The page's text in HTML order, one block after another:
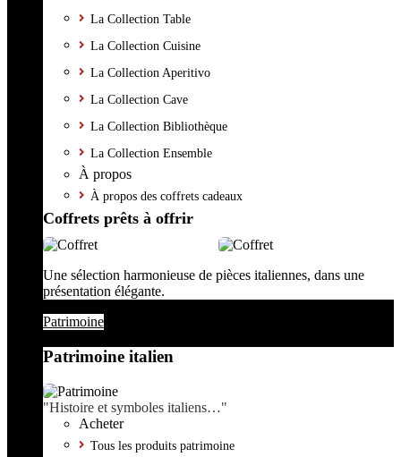
La Collection Table
La Collection Cuisine
La Collection Aperitivo
La Collection Cave
La Collection Bibliothèque
La Collection Ensemble
À propos
À propos des coffrets cadeaux
Coffrets prêts à offrir
Une sélection harmonieuse de pièces italiennes, dans une
présentation élégante.
Patrimoine
Patrimoine italien
"Histoire et symboles italiens…"
Acheter
Tous les produits patrimoine